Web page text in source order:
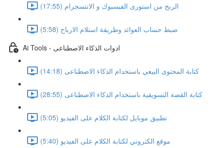
الربح من استورى الفيسبوك و الانتسجرام (17:55)
ضبط حساب العوائد وطريقة استلام الارباح (5:58)
Ai Tools - ادوات الذكاء الاصطناعى
كتابة المحتوى البيعي باستخدام الذكاء الاصطناعى (14:18)
كتابة القصة التسويقية باستخدام الذكاء الاصطناعى (28:55)
تطبيق موبايل لكتابة الكلام على الفيديو (5:05)
موقع الكتروني لكتابة الكلام على الفيديو (5:40)